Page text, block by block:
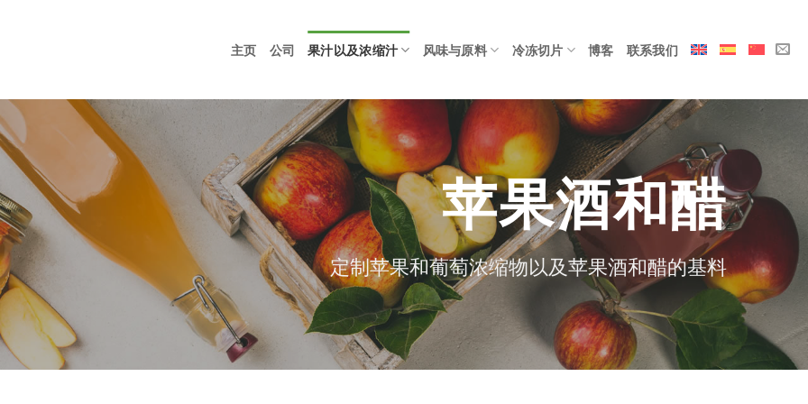
主页 公司 果汁以及浓缩汁 风味与原料 冷冻切片 博客 联系我们
苹果酒和醋
定制苹果和葡萄浓缩物以及苹果酒和醋的基料